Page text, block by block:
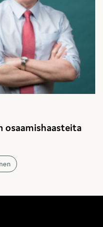
osaamishaasteita